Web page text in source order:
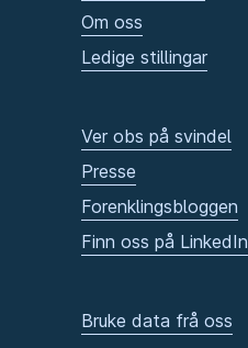
Om oss
Ledige stillingar
Ver obs på svindel
Presse
Forenklingsbloggen
Finn oss på LinkedIn
Bruke data frå oss